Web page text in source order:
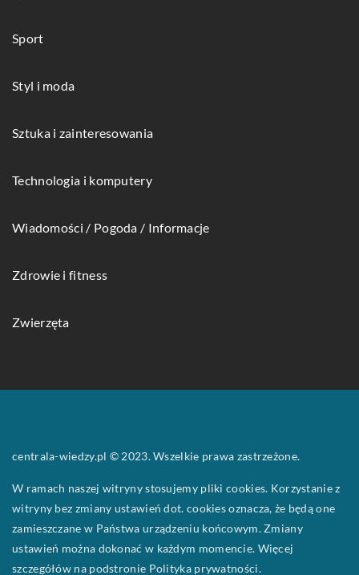
Sport
Styl i moda
Sztuka i zainteresowania
Technologia i komputery
Wiadomości / Pogoda / Informacje
Zdrowie i fitness
Zwierzęta
centrala-wiedzy.pl © 2023. Wszelkie prawa zastrzeżone.
W ramach naszej witryny stosujemy pliki cookies. Korzystanie z
witryny bez zmiany ustawień dot. cookies oznacza, że będą one
zamieszczane w Państwa urządzeniu końcowym. Zmiany
ustawień można dokonać w każdym momencie. Więcej
szczegółów na podstronie Polityka prywatności.